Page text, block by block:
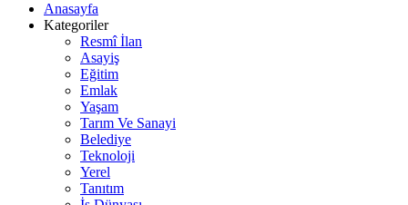
Anasayfa
Kategoriler
Resmî İlan
Asayiş
Eğitim
Emlak
Yaşam
Tarım Ve Sanayi
Belediye
Teknoloji
Yerel
Tanıtım